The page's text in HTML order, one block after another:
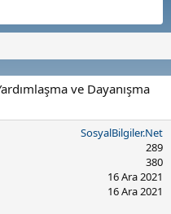
ve Dayanışma
SosyalBilgiler.Net
289
380
16 Ara 2021
16 Ara 2021